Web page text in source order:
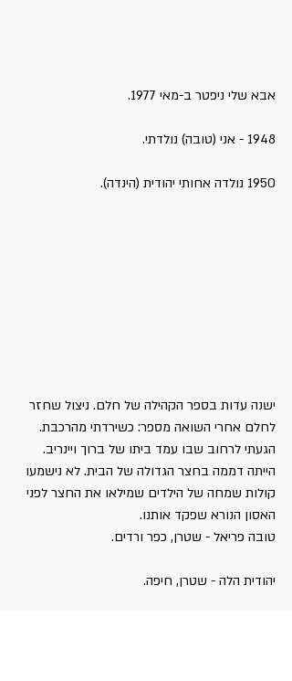
אבא שלי ניפטר ב-מאי 1977.
1948 - אני (טובה) נולדתי.
1950 נולדה אחותי יהודית (הינדה).
ישנה עדות בספר הקהילה של חלם. ניצול שחזר
לחלם אחרי השואה מספר: כשירדתי מהרכבת.
הגעתי לרחוב שבו עמד ביתו של ברוך ויינריב.
הייתה דממה בחצר הגדולה של הבית. לא נישמעו
קולות שמחה של הילדים שמילאו את החצר לפני
האסון הנורא שפקד אותנו.
טובה פריאל - שטרן, כפר ורדים.
יהודית הלה - שטרן, חיפה.